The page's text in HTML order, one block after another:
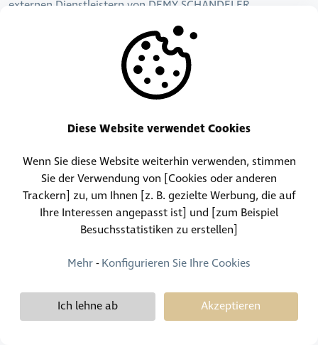
externen Dienstleistern von DEMY SCHANDELER
(Reiseleiter, Personal der besuchten Einrichtungen,
Unterkunftspersonal usw.).
Jeder Verstoß gegen die grundlegenden Regeln des
Anstands führt automatisch zu einem Ausschluss von
zukünftigen Buchungen und zur Aufnahme auf eine
Dieser Punkt gilt auch für jedes Gruppenmitglied bei
15. ÄNDERUNG DER ALLGEMEINEN
GESCHÄFTSBEDINGUNGEN
DEMY SCHANDELER behält sich das Recht vor, die
vorliegenden Allgemeinen Geschäftsbedingungen zu
Kunden schriftlich mitgeteilt wurde und dieser nicht
16. GARANTIE, VERSICHERUNG UND BERUFLICHE
Diese Website verwendet Cookies
Wenn Sie diese Website weiterhin verwenden, stimmen
Sie der Verwendung von [Cookies oder anderen
Trackern] zu, um Ihnen [z. B. gezielte Werbung, die auf
Ihre Interessen angepasst ist] und [zum Beispiel
Besuchsstatistiken zu erstellen]
Mehr-Konfigurieren Sie Ihre Cookies
Ich lehne ab Akzeptieren